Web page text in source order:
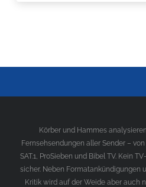
Körber und Hammes
Fernsehsendungen aller Sender –
SAT.1, ProSieben und Bibel TV. Kein
sicher. Neben Formatankündigungen
Kritik wird auf der Weide aber auch